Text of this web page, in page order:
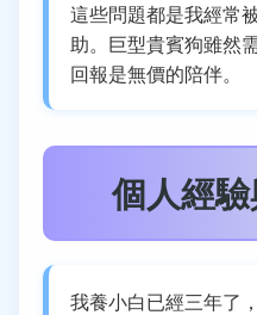
這些問題都是我經常
助。巨型貴賓狗雖然
回報是無價的陪伴。
個人經
我養小白已經三年了